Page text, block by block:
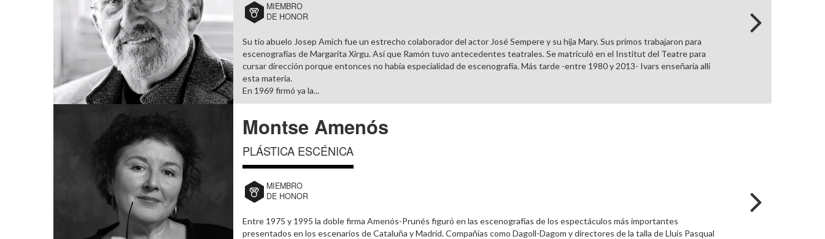
MIEMBRO
DE HONOR
Su tío abuelo Josep Amich fue un estrecho colaborador del actor José Sempere y su hija Mary. Sus primos trabajaron para
escenografías de Margarita Xirgu. Así que Ramón tuvo antecedentes teatrales. Se matriculó en el Institut del Teatre para
cursar dirección porque entonces no había especialidad de escenografía. Más tarde -entre 1980 y 2013- Ivars enseñaría allí
esta materia.
En 1969 firmó ya la...
Montse Amenós
PLÁSTICA ESCÉNICA
MIEMBRO
DE HONOR
Entre 1975 y 1995 la doble firma Amenós-Prunés figuró en las escenografías de los espectáculos más importantes
presentados en los escenarios de Cataluña y Madrid. Compañías como Dagoll-Dagom y directores de la talla de Lluis Pasqual